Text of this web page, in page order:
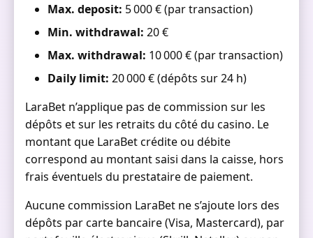
Max. deposit: 5 000 € (par transaction)
Min. withdrawal: 20 €
Max. withdrawal: 10 000 € (par transaction)
Daily limit: 20 000 € (dépôts sur 24 h)
LaraBet n’applique pas de commission sur les
dépôts et sur les retraits du côté du casino. Le
montant que LaraBet crédite ou débite
correspond au montant saisi dans la caisse, hors
frais éventuels du prestataire de paiement.
Aucune commission LaraBet ne s’ajoute lors des
dépôts par carte bancaire (Visa, Mastercard), par